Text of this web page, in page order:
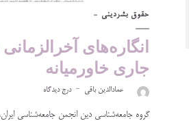
حقوق بشردینی
انگاره‌های
جاری خاورمیانه
عمادالدین باقی درج دیدگاه
گروه جامعه‌شناسی دین انجمن جامعه‌شناسی